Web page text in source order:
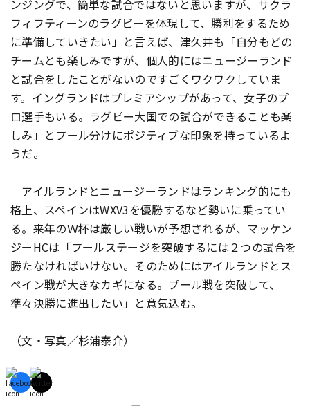
ンジングで、簡単な試合ではないと思いますが、サクラ
フィフティーンのラグビーを体現して、勝利をするため
に準備していきたい」と言えば、津久井も「自分もどの
チームとも楽しみですが、個人的にはニュージーランド
と試合をしたことがないのですごくワクワクしていま
す。イングランドはプレミアシップがあって、女子のプ
ロ選手もいる。ラグビー大国での試合ができることも楽
しみ」とプール分けにポジティブな印象を持っているよ
うだ。
アイルランドとニュージーランドはランキング的にも
格上、スペインはWXV3を優勝するなど勢いに乗ってい
る。来年のＷ杯は厳しい戦いが予想されるが、マッケン
ジーHCは「プールステージを突破するには２つの試合を
勝たなければいけない。そのためにはアイルランドとス
ペイン戦が大きなカギになる。プール戦を突破して、
準々決勝に進出したい」と意気込む。
（文・写真／杉浦泰介）